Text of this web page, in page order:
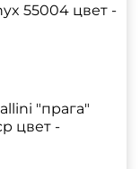
55004 цвет -
"прага"
цвет -